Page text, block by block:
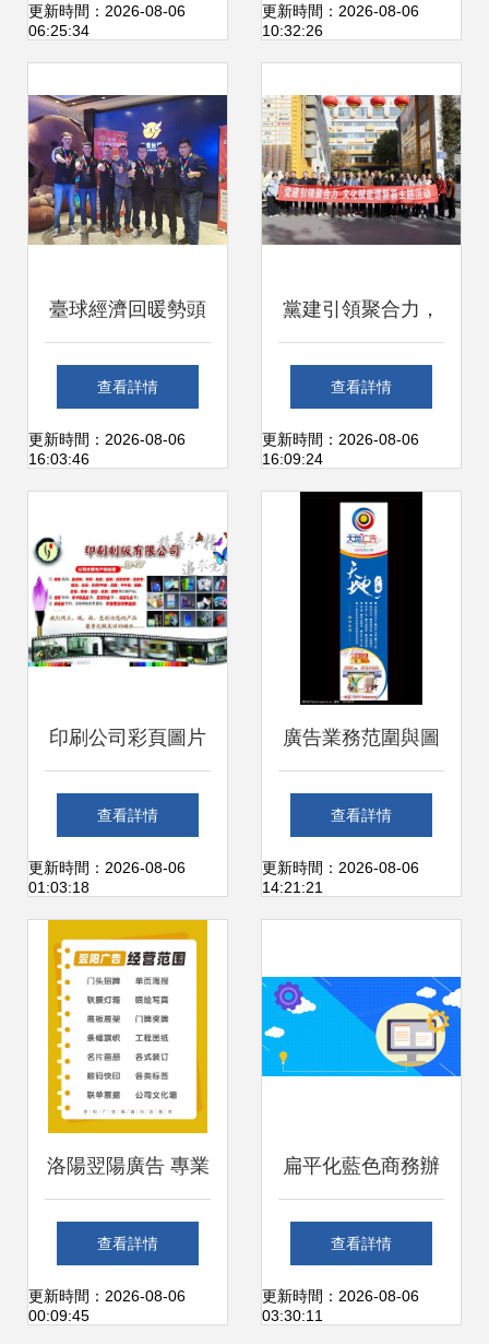
——廣告牌產品與
更新時間：2026-08-06
06:25:34
的全方位平臺
更新時間：2026-08-06
10:32:26
臺球經濟回暖勢頭
強勁 響袋科技獲華
盛人和資本數百萬
查看詳情
更新時間：2026-08-06
16:03:46
黨建引領聚合力，
文化賦能譜新篇
——河南大學出版
社黨委赴瑞光創意
工廠開展聯合主題
黨日活動創新實踐
查看詳情
更新時間：2026-08-06
16:09:24
印刷公司彩頁圖片
素材與廣告業務全
攻略
查看詳情
更新時間：2026-08-06
01:03:18
廣告業務范圍與圖
片素材的融合 打造
高效視覺營銷方案
查看詳情
更新時間：2026-08-06
14:21:21
洛陽翌陽廣告 專業
為您呈現“你想要的
我都有”的廣告盛宴
查看詳情
更新時間：2026-08-06
00:09:45
扁平化藍色商務辦
公背景圖片免費下
載指南 解鎖高效廣
查看詳情
更新時間：2026-08-06
03:30:11